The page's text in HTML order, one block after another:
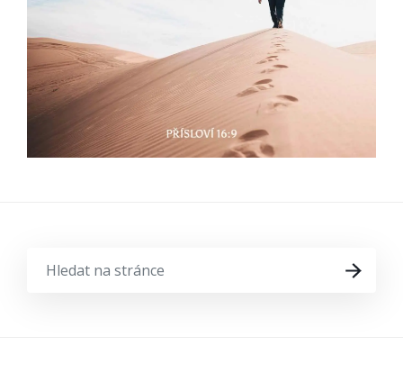
HLEDAT